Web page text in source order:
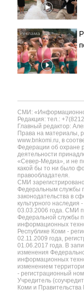
СМИ:
Редакция: тел.:
Главный редактор:
Права на материалы,
www.bnkomi.ru, в
Федерации об охране
деятельности
«Север-Медиа», и не
какой бы то ни было
правообладателя.
СМИ
Федеральным службы
законодательства в
культурного
03.03.2006 года. СМИ
Федеральной службы
информационных
Республике Коми -
02.11.2009 года,
01.06.2017 года. В
изменения
информационных
изменением
- регистрационный
Учредитель
Коми и Правительства